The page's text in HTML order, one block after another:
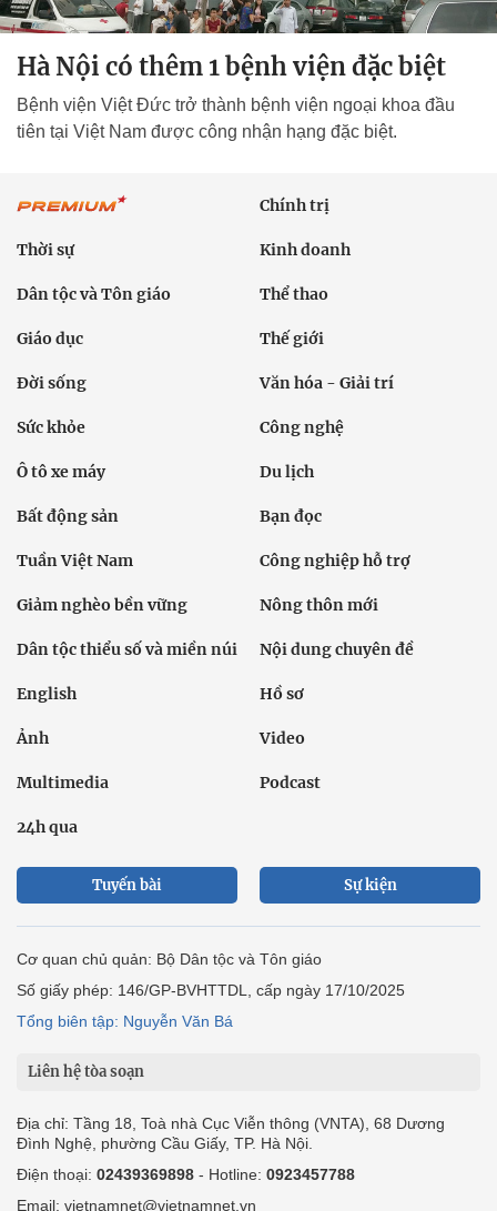
Hà Nội có thêm 1 bệnh viện đặc biệt
Bệnh viện Việt Đức trở thành bệnh viện ngoại khoa đầu
tiên tại Việt Nam được công nhận hạng đặc biệt.
Chính trị
Thời sự Kinh doanh
Dân tộc và Tôn giáo Thể thao
Giáo dục Thế giới
Đời sống Văn hóa - Giải trí
Sức khỏe Công nghệ
Ô tô xe máy Du lịch
Bất động sản Bạn đọc
Tuần Việt Nam Công nghiệp hỗ trợ
Giảm nghèo bền vững Nông thôn mới
Dân tộc thiểu số và miền núi Nội dung chuyên đề
English Hồ sơ
Ảnh Video
Multimedia Podcast
24h qua
Tuyến bài Sự kiện
Cơ quan chủ quản: Bộ Dân tộc và Tôn giáo
Số giấy phép: 146/GP-BVHTTDL, cấp ngày 17/10/2025
Tổng biên tập: Nguyễn Văn Bá
Liên hệ tòa soạn
Địa chỉ: Tầng 18, Toà nhà Cục Viễn thông (VNTA), 68 Dương
Đình Nghệ, phường Cầu Giấy, TP. Hà Nội.
Điện thoại: 02439369898 - Hotline: 0923457788
Email: vietnamnet@vietnamnet.vn